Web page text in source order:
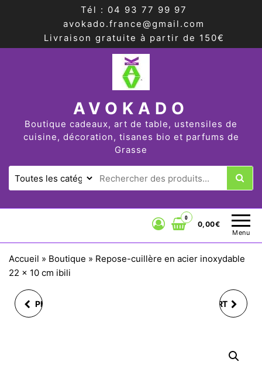
Tél : 04 93 77 99 97
avokado.france@gmail.com
Livraison gratuite à partir de 150€
AVOKADO
Boutique cadeaux, art de table, ustensiles de
cuisine, décoration, tisanes bio et parfums de
Grasse
Menu
0
0,00€
Accueil » Boutique » Repose-cuillère en acier inoxydable
22 x 10 cm ibili
PRÉSENTOIR ÉTAGÈRE PRÉSENTOIR SUPPORT